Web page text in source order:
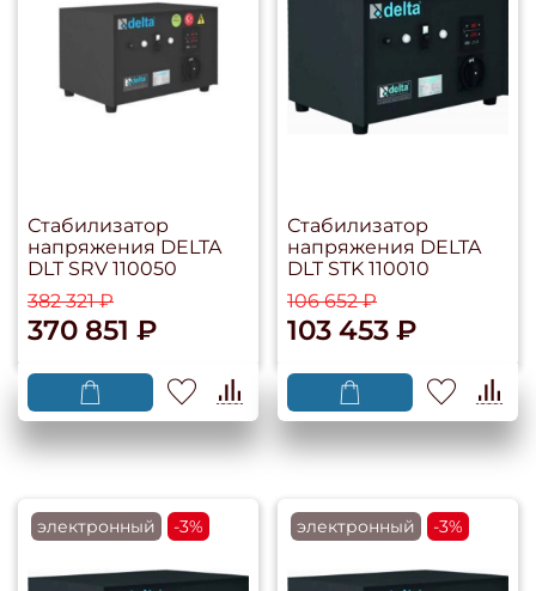
Стабилизатор
напряжения DELTA
DLT SRV 110050
382 321 ₽
370 851 ₽
Стабилизатор
напряжения DELTA
DLT STK 110010
106 652 ₽
103 453 ₽
электронный -3% электронный -3%